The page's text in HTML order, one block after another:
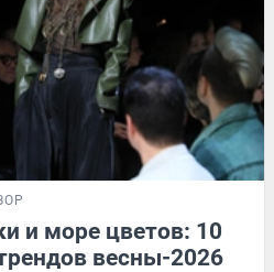
и море цветов: 10
весны-2026